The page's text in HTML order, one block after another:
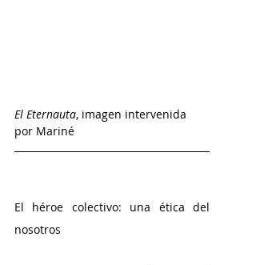
El Eternauta, imagen intervenida
por Mariné
El héroe colectivo: una ética del
nosotros